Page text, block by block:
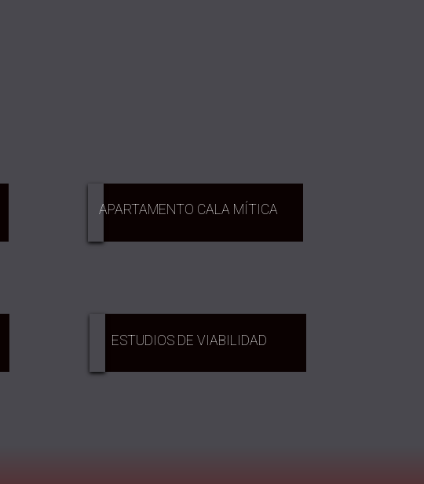
APARTAMENTO CALA MÍTICA
ESTUDIOS DE VIABILIDAD